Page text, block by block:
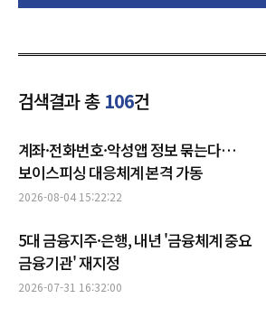
검색결과 총 106건
계좌·전화번호·악성앱 정보 묶는다…
보이스피싱 대응체계 본격 가동
2026-08-04 15:22:22
5대 금융지주·은행, 내년 '금융체계 중요
금융기관' 재지정
2026-07-31 16:32:00